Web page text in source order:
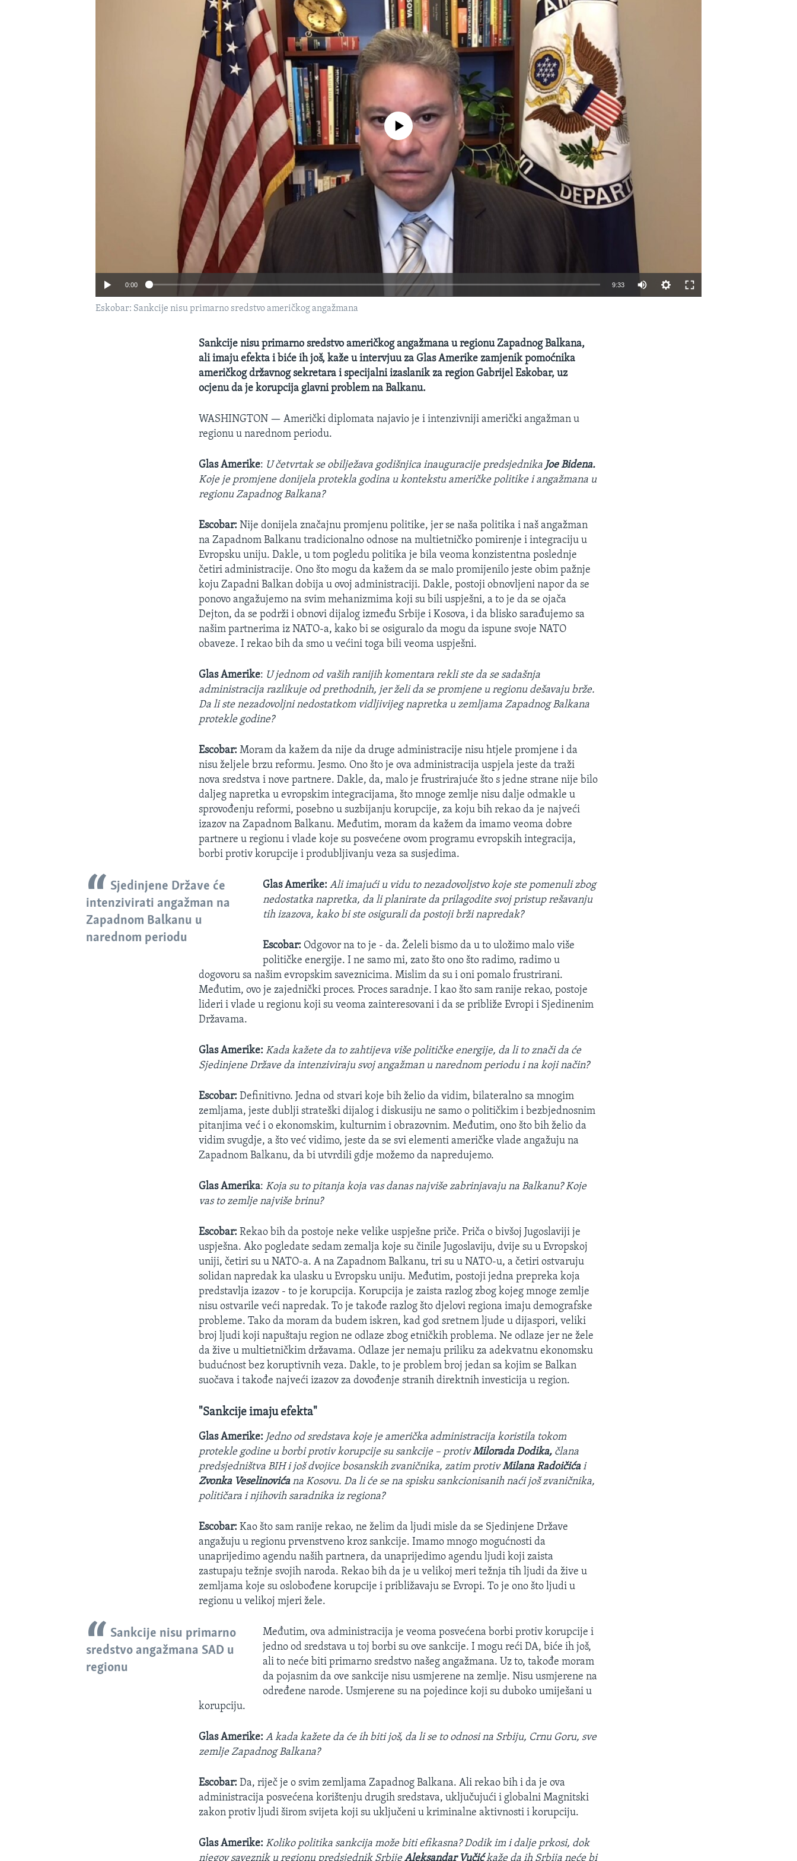
No media source currently available
0:00 9:33
Eskobar: Sankcije nisu primarno sredstvo američkog angažmana
Sankcije nisu primarno sredstvo američkog angažmana u regionu Zapadnog Balkana,
ali imaju efekta i biće ih još, kaže u intervjuu za Glas Amerike zamjenik pomoćnika
američkog državnog sekretara i specijalni izaslanik za region Gabrijel Eskobar, uz
ocjenu da je korupcija glavni problem na Balkanu.
WASHINGTON —Američki diplomata najavio je i intenzivniji američki angažman u
regionu u narednom periodu.
Glas Amerike: U četvrtak se obilježava godišnjica inauguracije predsjednika Joe Bidena.
Koje je promjene donijela protekla godina u kontekstu američke politike i angažmana u
regionu Zapadnog Balkana?
Escobar: Nije donijela značajnu promjenu politike, jer se naša politika i naš angažman
na Zapadnom Balkanu tradicionalno odnose na multietničko pomirenje i integraciju u
Evropsku uniju. Dakle, u tom pogledu politika je bila veoma konzistentna poslednje
četiri administracije. Ono što mogu da kažem da se malo promijenilo jeste obim pažnje
koju Zapadni Balkan dobija u ovoj administraciji. Dakle, postoji obnovljeni napor da se
ponovo angažujemo na svim mehanizmima koji su bili uspješni, a to je da se ojača
Dejton, da se podrži i obnovi dijalog između Srbije i Kosova, i da blisko sarađujemo sa
našim partnerima iz NATO-a, kako bi se osiguralo da mogu da ispune svoje NATO
obaveze. I rekao bih da smo u većini toga bili veoma uspješni.
Glas Amerike: U jednom od vaših ranijih komentara rekli ste da se sadašnja
administracija razlikuje od prethodnih, jer želi da se promjene u regionu dešavaju brže.
Da li ste nezadovoljni nedostatkom vidljivijeg napretka u zemljama Zapadnog Balkana
protekle godine?
Escobar: Moram da kažem da nije da druge administracije nisu htjele promjene i da
nisu željele brzu reformu. Jesmo. Ono što je ova administracija uspjela jeste da traži
nova sredstva i nove partnere. Dakle, da, malo je frustrirajuće što s jedne strane nije bilo
daljeg napretka u evropskim integracijama, što mnoge zemlje nisu dalje odmakle u
sprovođenju reformi, posebno u suzbijanju korupcije, za koju bih rekao da je najveći
izazov na Zapadnom Balkanu. Međutim, moram da kažem da imamo veoma dobre
partnere u regionu i vlade koje su posvećene ovom programu evropskih integracija,
borbi protiv korupcije i produbljivanju veza sa susjedima.
Sjedinjene Države će
intenzivirati angažman na
Zapadnom Balkanu u
narednom periodu
Glas Amerike: Ali imajući u vidu to nezadovoljstvo koje ste pomenuli zbog
nedostatka napretka, da li planirate da prilagodite svoj pristup rešavanju
tih izazova, kako bi ste osigurali da postoji brži napredak?
Escobar: Odgovor na to je - da. Želeli bismo da u to uložimo malo više
političke energije. I ne samo mi, zato što ono što radimo, radimo u
dogovoru sa našim evropskim saveznicima. Mislim da su i oni pomalo frustrirani.
Međutim, ovo je zajednički proces. Proces saradnje. I kao što sam ranije rekao, postoje
lideri i vlade u regionu koji su veoma zainteresovani i da se približe Evropi i Sjedinenim
Državama.
Glas Amerike:Kada kažete da to zahtijeva više političke energije, da li to znači da će
Sjedinjene Države da intenziviraju svoj angažman u narednom periodu i na koji način?
Escobar:Definitivno. Jedna od stvari koje bih želio da vidim, bilateralno sa mnogim
zemljama, jeste dublji strateški dijalog i diskusiju ne samo o političkim i bezbjednosnim
pitanjima već i o ekonomskim, kulturnim i obrazovnim. Međutim, ono što bih želio da
vidim svugdje, a što već vidimo, jeste da se svi elementi američke vlade angažuju na
Zapadnom Balkanu, da bi utvrdili gdje možemo da napredujemo.
Glas Amerika:Koja su to pitanja koja vas danas najviše zabrinjavaju na Balkanu? Koje
vas to zemlje najviše brinu?
Escobar: Rekao bih da postoje neke velike uspješne priče. Priča o bivšoj Jugoslaviji je
uspješna. Ako pogledate sedam zemalja koje su činile Jugoslaviju, dvije su u Evropskoj
uniji, četiri su u NATO-a. A na Zapadnom Balkanu, tri su u NATO-u, a četiri ostvaruju
solidan napredak ka ulasku u Evropsku uniju. Međutim, postoji jedna prepreka koja
predstavlja izazov - to je korupcija. Korupcija je zaista razlog zbog kojeg mnoge zemlje
nisu ostvarile veći napredak. To je takođe razlog što djelovi regiona imaju demografske
probleme. Tako da moram da budem iskren, kad god sretnem ljude u dijaspori, veliki
broj ljudi koji napuštaju region ne odlaze zbog etničkih problema. Ne odlaze jer ne žele
da žive u multietničkim državama. Odlaze jer nemaju priliku za adekvatnu ekonomsku
budućnost bez koruptivnih veza. Dakle, to je problem broj jedan sa kojim se Balkan
suočava i takođe najveći izazov za dovođenje stranih direktnih investicija u region.
"Sankcije imaju efekta"
Glas Amerike: Jedno od sredstava koje je američka administracija koristila tokom
protekle godine u borbi protiv korupcije su sankcije – protivMilorada Dodika, člana
predsjedništva BIH i još dvojice bosanskih zvaničnika, zatim protivMilana Radoičićai
Zvonka Veselinovićana Kosovu. Da li će se na spisku sankcionisanih naći još zvaničnika,
političara i njihovih saradnika iz regiona?
Escobar:Kao što sam ranije rekao, ne želim da ljudi misle da se Sjedinjene Države
angažuju u regionu prvenstveno kroz sankcije. Imamo mnogo mogućnosti da
unaprijedimo agendu naših partnera, da unaprijedimo agendu ljudi koji zaista
zastupaju težnje svojih naroda. Rekao bih da je u velikoj meri težnja tih ljudi da žive u
zemljama koje su oslobođene korupcije i približavaju se Evropi. To je ono što ljudi u
regionu u velikoj mjeri žele.
Sankcije nisu primarno
sredstvo angažmana SAD u
regionu
Međutim, ova administracija je veoma posvećena borbi protiv korupcije i
jedno od sredstava u toj borbi su ove sankcije. I mogu reći DA, biće ih još,
ali to neće biti primarno sredstvo našeg angažmana. Uz to, takođe moram
da pojasnim da ove sankcije nisu usmjerene na zemlje. Nisu usmjerene na
određene narode. Usmjerene su na pojedince koji su duboko umiješani u
korupciju.
Glas Amerike: A kada kažete da će ih biti još, da li se to odnosi na Srbiju, Crnu Goru, sve
zemlje Zapadnog Balkana?
Escobar:Da, riječ je o svim zemljama Zapadnog Balkana. Ali rekao bih i da je ova
administracija posvećena korištenju drugih sredstava, uključujući i globalni Magnitski
zakon protiv ljudi širom svijeta koji su uključeni u kriminalne aktivnosti i korupciju.
Glas Amerike:Koliko politika sankcija može biti efikasna? Dodik im i dalje prkosi, dok
njegov saveznik u regionu predsjednik SrbijeAleksandar Vučićkaže da ih Srbija neće bi